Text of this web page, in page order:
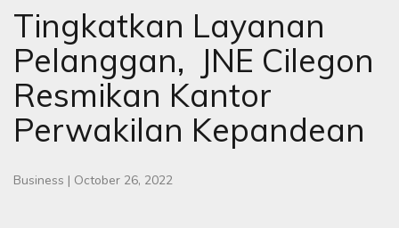
Tingkatkan Layanan
Pelanggan, JNE Cilegon
Resmikan Kantor
Perwakilan Kepandean
Business | October 26, 2022